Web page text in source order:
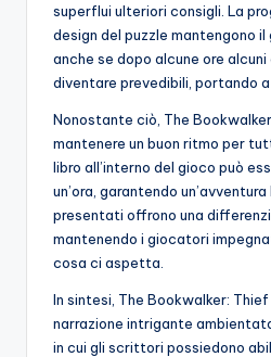
superflui ulteriori consigli. La
design del puzzle mantengono
anche se dopo alcune ore
diventare prevedibili, portando
Nonostante ciò, The
mantenere un buon ritmo per
libro all’interno del gioco può
un’ora, garantendo
presentati offrono una
mantenendo i giocatori
cosa ci aspetta.
In sintesi, The Bookwalker:
narrazione intrigante
in cui gli scrittori possiedono